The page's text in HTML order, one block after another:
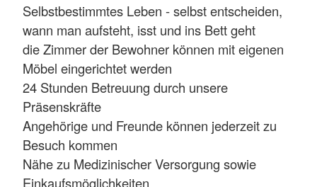
Selbstbestimmtes Leben - selbst entscheiden,
wann man aufsteht, isst und ins Bett geht
die Zimmer der Bewohner können mit eigenen
Möbel eingerichtet werden
24 Stunden Betreuung durch unsere
Präsenskräfte
Angehörige und Freunde können jederzeit zu
Besuch kommen
Nähe zu Medizinischer Versorgung sowie
Einkaufsmöglichkeiten